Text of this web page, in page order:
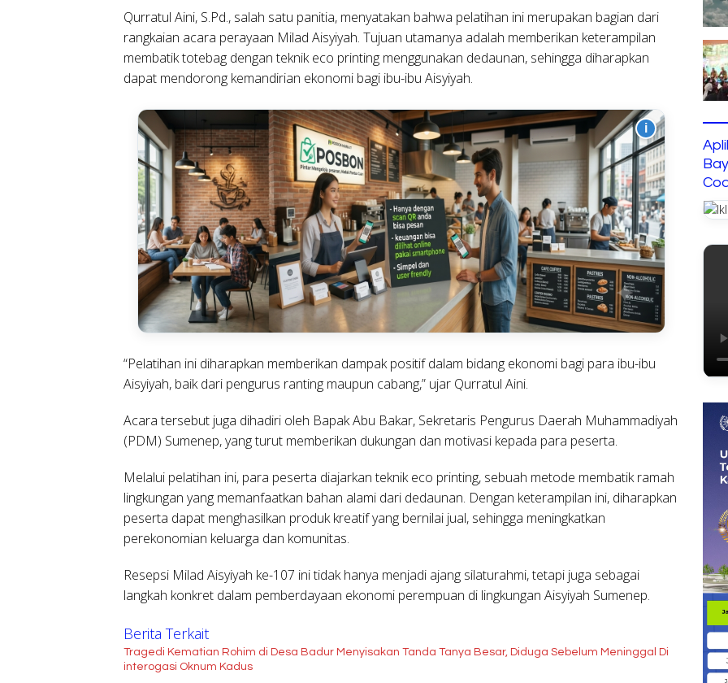
Qurratul Aini, S.Pd., salah satu panitia, menyatakan bahwa pelatihan ini merupakan bagian dari
rangkaian acara perayaan Milad Aisyiyah. Tujuan utamanya adalah memberikan keterampilan
membatik totebag dengan teknik eco printing menggunakan dedaunan, sehingga diharapkan
dapat mendorong kemandirian ekonomi bagi ibu-ibu Aisyiyah.
i
“Pelatihan ini diharapkan memberikan dampak positif dalam bidang ekonomi bagi para ibu-ibu
Aisyiyah, baik dari pengurus ranting maupun cabang,” ujar Qurratul Aini.
Acara tersebut juga dihadiri oleh Bapak Abu Bakar, Sekretaris Pengurus Daerah Muhammadiyah
(PDM) Sumenep, yang turut memberikan dukungan dan motivasi kepada para peserta.
Melalui pelatihan ini, para peserta diajarkan teknik eco printing, sebuah metode membatik ramah
lingkungan yang memanfaatkan bahan alami dari dedaunan. Dengan keterampilan ini, diharapkan
peserta dapat menghasilkan produk kreatif yang bernilai jual, sehingga meningkatkan
perekonomian keluarga dan komunitas.
Resepsi Milad Aisyiyah ke-107 ini tidak hanya menjadi ajang silaturahmi, tetapi juga sebagai
langkah konkret dalam pemberdayaan ekonomi perempuan di lingkungan Aisyiyah Sumenep.
Berita Terkait
Tragedi Kematian Rohim di Desa Badur Menyisakan Tanda Tanya Besar, Diduga Sebelum Meninggal Di
interogasi Oknum Kadus